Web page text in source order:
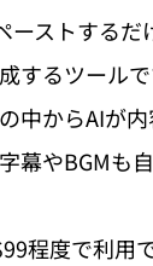
ーストするだ
するツール
中からAIが
幕やBGMも
程度で利用